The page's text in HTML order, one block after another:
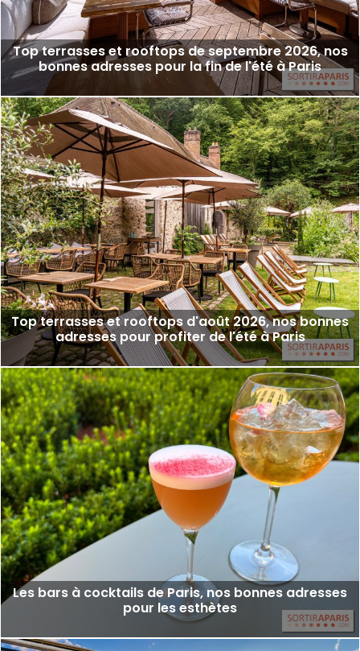
Top terrasses et rooftops de septembre 2026, nos
bonnes adresses pour la fin de l'été à Paris
Top terrasses et rooftops d'août 2026, nos bonnes
adresses pour profiter de l'été à Paris
Les bars à cocktails de Paris, nos bonnes adresses
pour les esthètes